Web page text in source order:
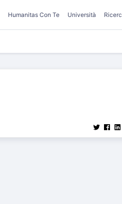
Humanitas Con Te Università